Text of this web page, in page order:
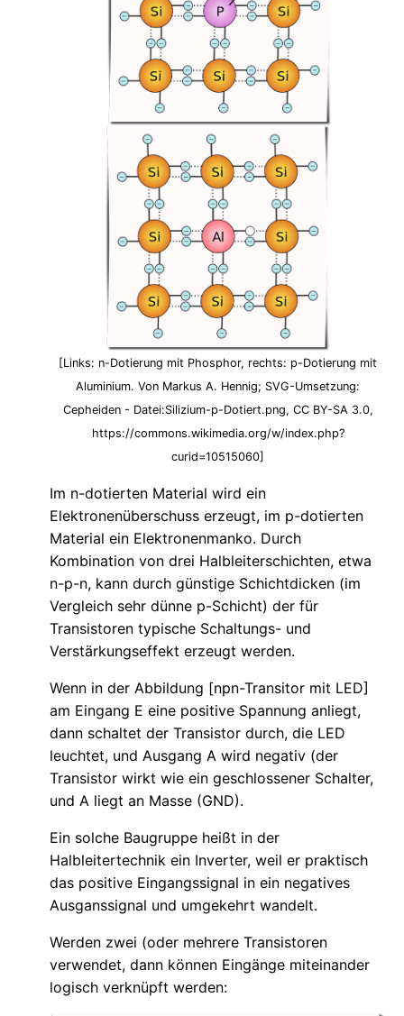
[Links: n-Dotierung mit Phosphor, rechts: p-Dotierung mit
Aluminium. Von Markus A. Hennig; SVG-Umsetzung:
Cepheiden - Datei:Silizium-p-Dotiert.png, CC BY-SA 3.0,
https://commons.wikimedia.org/w/index.php?
curid=10515060]
Im n-dotierten Material wird ein
Elektronenüberschuss erzeugt, im p-dotierten
Material ein Elektronenmanko. Durch
Kombination von drei Halbleiterschichten, etwa
n-p-n, kann durch günstige Schichtdicken (im
Vergleich sehr dünne p-Schicht) der für
Transistoren typische Schaltungs- und
Verstärkungseffekt erzeugt werden.
Wenn in der Abbildung [npn-Transitor mit LED]
am Eingang E eine positive Spannung anliegt,
dann schaltet der Transistor durch, die LED
leuchtet, und Ausgang A wird negativ (der
Transistor wirkt wie ein geschlossener Schalter,
und A liegt an Masse (GND).
Ein solche Baugruppe heißt in der
Halbleitertechnik ein Inverter, weil er praktisch
das positive Eingangssignal in ein negatives
Ausganssignal und umgekehrt wandelt.
Werden zwei (oder mehrere Transistoren
verwendet, dann können Eingänge miteinander
logisch verknüpft werden: